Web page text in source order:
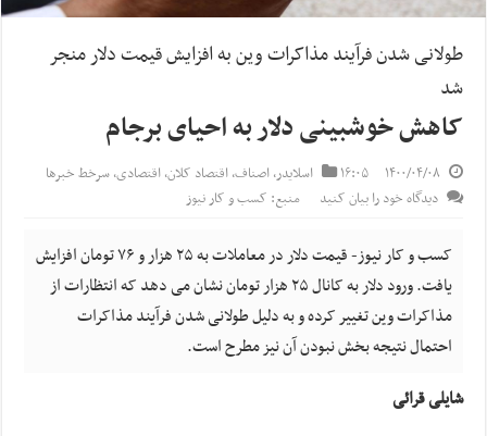
طولانی شدن فرآیند مذاکرات وین به افزایش قیمت دلار منجر
شد
کاهش خوشبینی دلار به احیای برجام
۱۴۰۰/۰۴/۰۸ ۱۶:۰۵ اسلایدر,اصناف,اقتصاد کلان,اقتصادی,سرخط خبرها
دیدگاه خود را بیان کنید
منبع: کسب و کار نیوز
کسب و کار نیوز- قیمت دلار در معاملات به ۲۵ هزار و ۷۶ تومان افزایش
یافت. ورود دلار به کانال ۲۵ هزار تومان نشان می دهد که انتظارات از
مذاکرات وین تغییر کرده و به دلیل طولانی شدن فرآیند مذاکرات
احتمال نتیجه بخش نبودن آن نیز مطرح است.
شایلی قرائی